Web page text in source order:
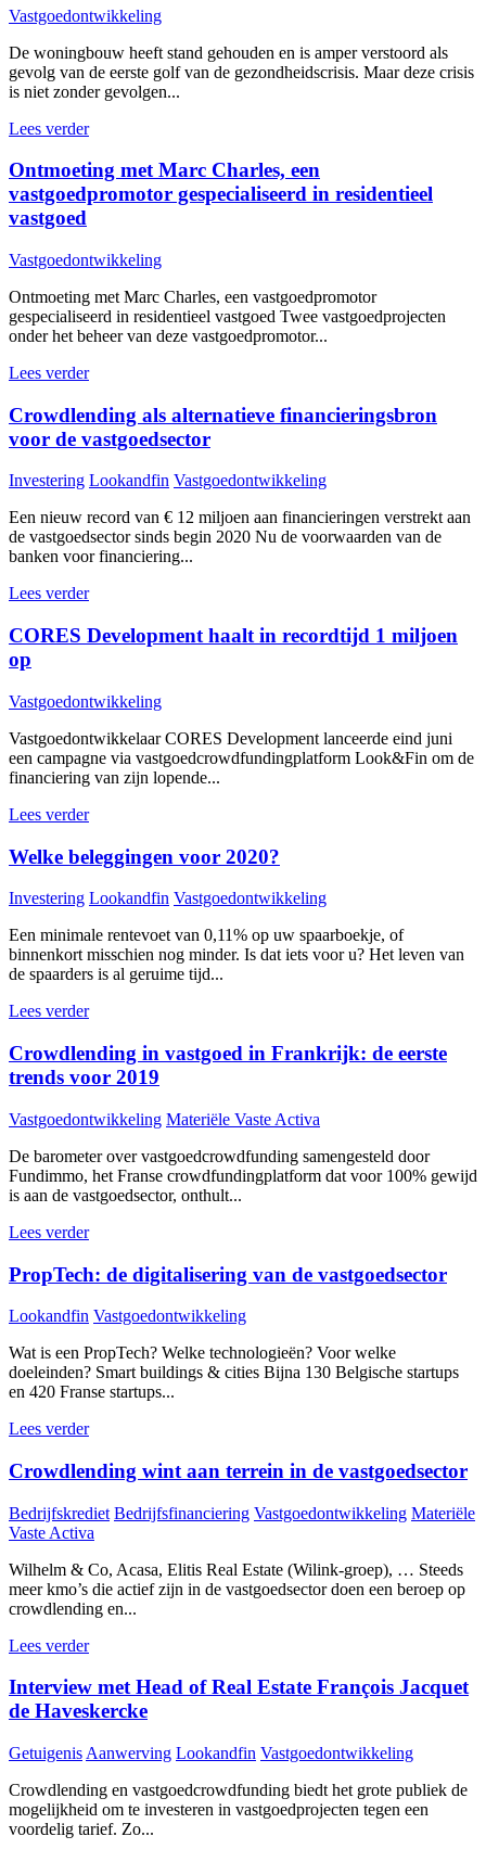
Vastgoedontwikkeling
De woningbouw heeft stand gehouden en is amper verstoord als
gevolg van de eerste golf van de gezondheidscrisis. Maar deze crisis
is niet zonder gevolgen...
Lees verder
Ontmoeting met Marc Charles, een
vastgoedpromotor gespecialiseerd in residentieel
vastgoed
Vastgoedontwikkeling
Ontmoeting met Marc Charles, een vastgoedpromotor
gespecialiseerd in residentieel vastgoed Twee vastgoedprojecten
onder het beheer van deze vastgoedpromotor...
Lees verder
Crowdlending als alternatieve financieringsbron
voor de vastgoedsector
Investering Lookandfin Vastgoedontwikkeling
Een nieuw record van € 12 miljoen aan financieringen verstrekt aan
de vastgoedsector sinds begin 2020 Nu de voorwaarden van de
banken voor financiering...
Lees verder
CORES Development haalt in recordtijd 1 miljoen
op
Vastgoedontwikkeling
Vastgoedontwikkelaar CORES Development lanceerde eind juni
een campagne via vastgoedcrowdfundingplatform Look&Fin om de
financiering van zijn lopende...
Lees verder
Welke beleggingen voor 2020?
Investering Lookandfin Vastgoedontwikkeling
Een minimale rentevoet van 0,11% op uw spaarboekje, of
binnenkort misschien nog minder. Is dat iets voor u? Het leven van
de spaarders is al geruime tijd...
Lees verder
Crowdlending in vastgoed in Frankrijk: de eerste
trends voor 2019
Vastgoedontwikkeling Materiële Vaste Activa
De barometer over vastgoedcrowdfunding samengesteld door
Fundimmo, het Franse crowdfundingplatform dat voor 100% gewijd
is aan de vastgoedsector, onthult...
Lees verder
PropTech: de digitalisering van de vastgoedsector
Lookandfin Vastgoedontwikkeling
Wat is een PropTech? Welke technologieën? Voor welke
doeleinden? Smart buildings & cities Bijna 130 Belgische startups
en 420 Franse startups...
Lees verder
Crowdlending wint aan terrein in de vastgoedsector
Bedrijfskrediet Bedrijfsfinanciering Vastgoedontwikkeling Materiële
Vaste Activa
Wilhelm & Co, Acasa, Elitis Real Estate (Wilink-groep), … Steeds
meer kmo’s die actief zijn in de vastgoedsector doen een beroep op
crowdlending en...
Lees verder
Interview met Head of Real Estate François Jacquet
de Haveskercke
Getuigenis Aanwerving Lookandfin Vastgoedontwikkeling
Crowdlending en vastgoedcrowdfunding biedt het grote publiek de
mogelijkheid om te investeren in vastgoedprojecten tegen een
voordelig tarief. Zo...